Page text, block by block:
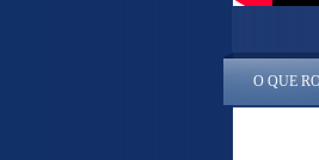
O QUE